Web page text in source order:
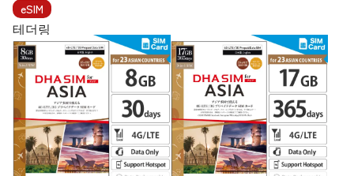
eSIM
테더링